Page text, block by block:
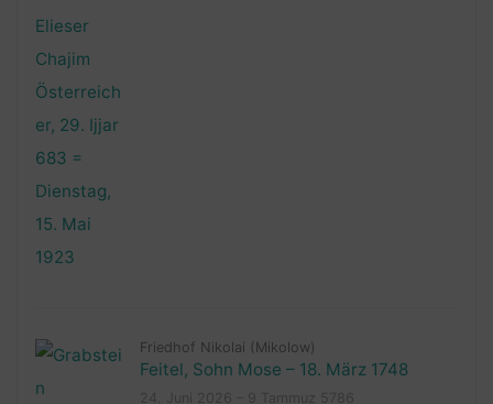
Friedhof Nikolai (Mikolow)
Feitel, Sohn Mose – 18. März 1748